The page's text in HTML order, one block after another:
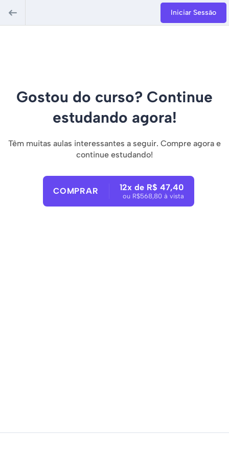
Iniciar Sessão
Gostou do curso? Continue
estudando agora!
Têm muitas aulas interessantes a seguir. Compre agora e
continue estudando!
COMPRAR 12x de R$ 47,40
ou R$568,80 à vista